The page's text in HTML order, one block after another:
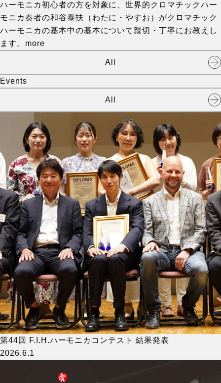
ハーモニカ初心者の方を対象に、世界的クロマチックハー
モニカ奏者の和谷泰扶（わたに・やすお）がクロマチック
ハーモニカの基本中の基本について親切・丁寧にお教えし
ます。 more
All
Events
All
第44回 F.I.H.ハーモニカコンテスト 結果発表
2026.6.1